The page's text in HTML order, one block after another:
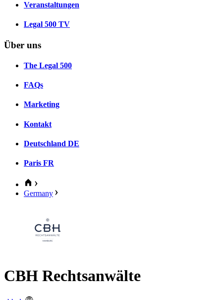
Veranstaltungen
Legal 500 TV
Über uns
The Legal 500
FAQs
Marketing
Kontakt
Deutschland DE
Paris FR
Germany
CBH Rechtsanwälte